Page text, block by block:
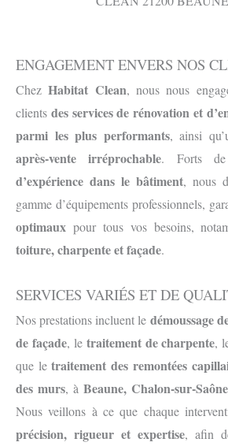
ENGAGEMENT ENVERS NOS
ChezHabitat Clean, nous nous
clients des services de rénovation et
parmi les plus performants, ainsi
après-vente irréprochable. Forts
d’expérience dans le bâtiment, nous
gamme d’équipements professionnels,
optimaux pour tous vos besoins,
toiture, charpente et façade.
SERVICES VARIÉS ET DE
Nos prestations incluent le démoussage
de façade, le traitement de charpente,
que letraitement des remontées
des murs, à Beaune, Chalon-sur-Saône
Nous veillons à ce que chaque
précision, rigueur et expertise, afin